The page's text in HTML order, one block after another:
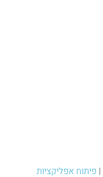
| פיתוח אפליקציות